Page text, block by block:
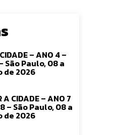
– ANO 4 –
São Paulo, 08 a
de 2026
A CIDADE – ANO 7
– São Paulo, 08 a
de 2026